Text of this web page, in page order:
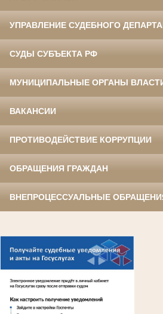
УПРАВЛЕНИЕ СУДЕБНОГО
СУДЫ СУБЪЕКТА РФ
МУНИЦИПАЛЬНЫЕ ОРГАНЫ
ВАКАНСИИ
ПРОТИВОДЕЙСТВИЕ КОРРУПЦИИ
ОБРАЩЕНИЯ ГРАЖДАН
ВНЕПРОЦЕССУАЛЬНЫЕ